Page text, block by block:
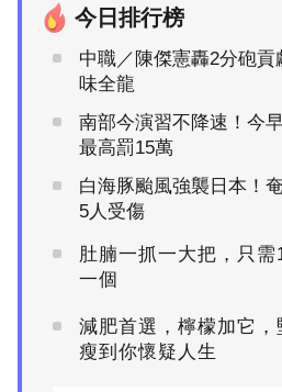
今日排行榜
中職／陳傑憲轟2分砲
味全龍
南部今演習不降速！今
最高罰15萬
白海豚颱風強襲日本！
5人受傷
肚腩一抓一大把，只
一個
減肥首選，檸檬加它，
瘦到你懷疑人生